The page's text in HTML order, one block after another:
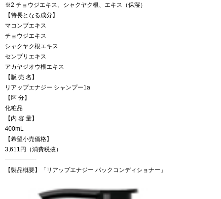
※2 チョウジエキス、シャクヤク根、エキス（保湿）
【特長となる成分】
マコンブエキス
チョウジエキス
シャクヤク根エキス
センブリエキス
アカヤジオウ根エキス
【販 売 名】
リアップエナジー シャンプー1a
【区 分】
化粧品
【内 容 量】
400mL
【希望小売価格】
3,611円（消費税抜）
—————-
【製品概要】「リアップエナジー パックコンディショナー」